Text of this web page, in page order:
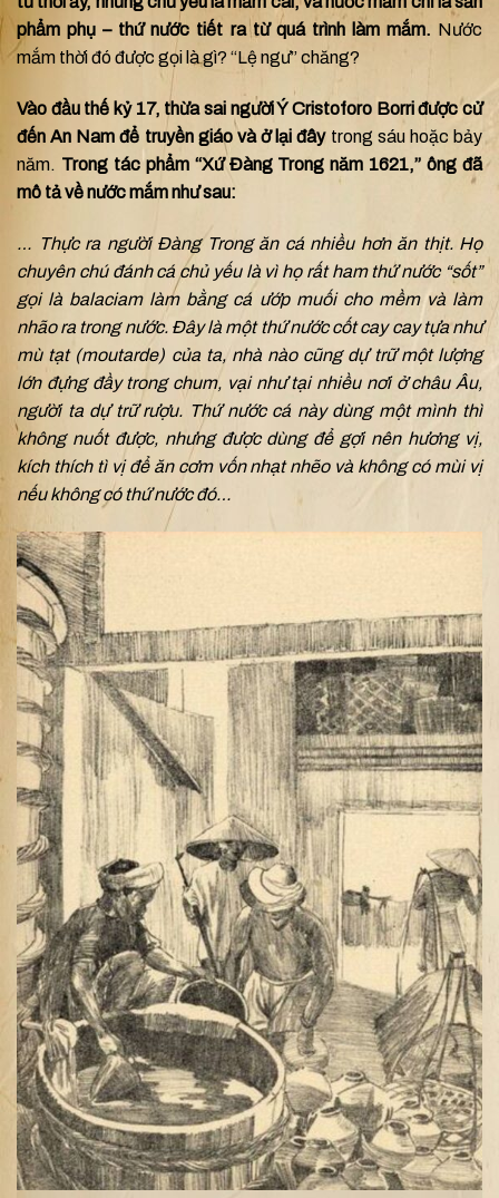
phẩm phụ – thứ nước tiết ra từ quá trình làm mắm. Nước
mắm thời đó được gọi là gì? “Lệ ngư” chăng?
Vào đầu thế kỷ 17, thừa sai người Ý Cristoforo Borri được cử
đến An Nam để truyền giáo và ở lại đâytrong sáu hoặc bảy
năm. Trong tác phẩm “Xứ Đàng Trong năm 1621,” ông đã
mô tả về nước mắm như sau:
… Thực ra người Đàng Trong ăn cá nhiều hơn ăn thịt. Họ
chuyên chú đánh cá chủ yếu là vì họ rất ham thứ nước “sốt”
gọi là balaciam làm bằng cá ướp muối cho mềm và làm
nhão ra trong nước. Đây là một thứ nước cốt cay cay tựa như
mù tạt (moutarde) của ta, nhà nào cũng dự trữ một lượng
lớn đựng đầy trong chum, vại như tại nhiều nơi ở châu Âu,
người ta dự trữ rượu. Thứ nước cá này dùng một mình thì
không nuốt được, nhưng được dùng để gợi nên hương vị,
kích thích tì vị để ăn cơm vốn nhạt nhẽo và không có mùi vị
nếu không có thứ nước đó…